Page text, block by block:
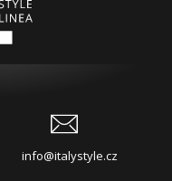
info@italystyle.cz